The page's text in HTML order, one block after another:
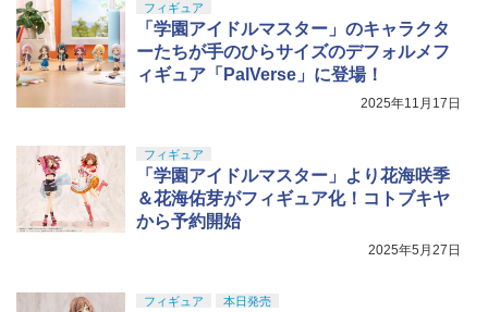
フィギュア
「学園アイドルマスター」のキャラクタ
ーたちが手のひらサイズのデフォルメフ
ィギュア「PalVerse」に登場！
2025年11月17日
フィギュア
「学園アイドルマスター」より花海咲季
＆花海佑芽がフィギュア化！コトブキヤ
から予約開始
2025年5月27日
フィギュア 本日発売